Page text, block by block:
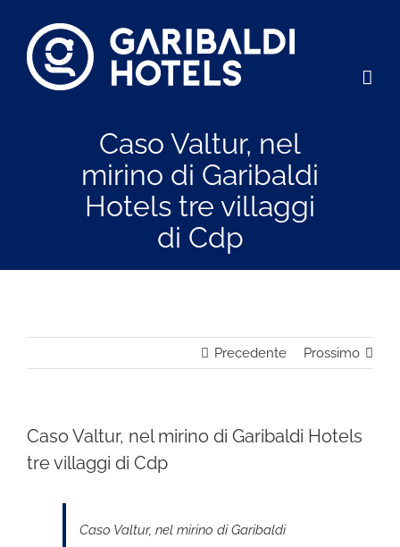
contenuto
Caso Valtur, nel
mirino di Garibaldi
Hotels tre villaggi
di Cdp
Precedente Prossimo
Caso Valtur, nel mirino di Garibaldi Hotels
tre villaggi di Cdp
Caso Valtur, nel mirino di Garibaldi